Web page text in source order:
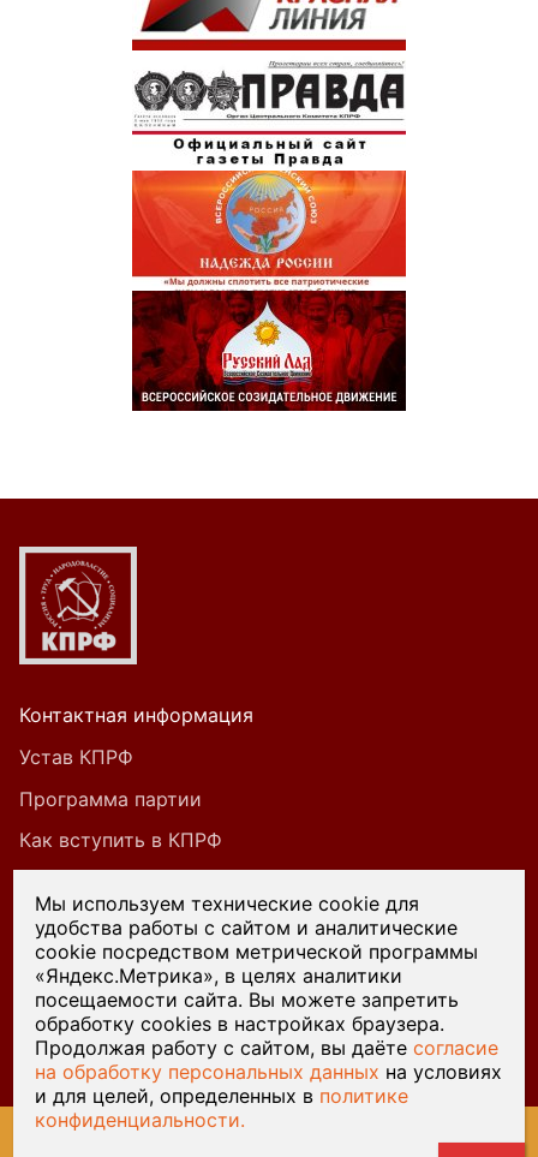
Контактная информация
Устав КПРФ
Программа партии
Как вступить в КПРФ
При цитировании или ином использовании
материалов, опубликованных на страницах
сайта kprf45.ru, ссылка на источник обязательна.
© 2026 Курганский обком КПРФ — Разработка сайтаВеб-
Мы используем технические cookie для
удобства работы с сайтом и аналитические
cookie посредством метрической программы
«Яндекс.Метрика», в целях аналитики
посещаемости сайта. Вы можете запретить
обработку cookies в настройках браузера.
Продолжая работу с сайтом, вы даётесогласие
на обработку персональных данных на условиях
и для целей, определенных в политике
конфиденциальности.